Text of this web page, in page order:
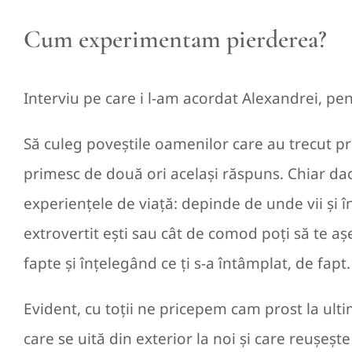
Cum experimentam pierderea?
Interviu pe care i l-am acordat Alexandrei,
Să culeg poveștile oamenilor care au trecut
primesc de două ori același răspuns. Chiar
experiențele de viață: depinde de unde vii și
extrovertit ești sau cât de comod poți să te
fapte și înțelegând ce ți s-a întâmplat, de fapt.
Evident, cu toții ne pricepem cam prost la
care se uită din exterior la noi și care